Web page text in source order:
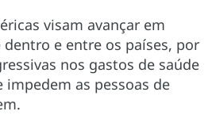
visam avançar em
e entre os países, por
nos gastos de saúde
impedem as pessoas de